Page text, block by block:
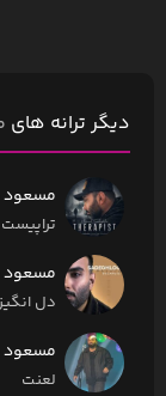
دیگر ترانه های
مسعود
تراپیست
مسعود
دل
مسعود
لعنت